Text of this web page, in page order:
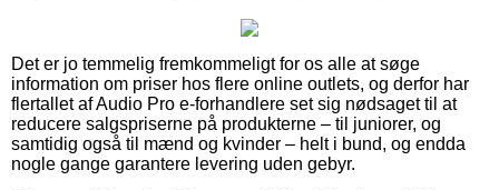
Det er jo temmelig fremkommeligt for os alle at søge
information om priser hos flere online outlets, og derfor har
flertallet af Audio Pro e-forhandlere set sig nødsaget til at
reducere salgspriserne på produkterne – til juniorer, og
samtidig også til mænd og kvinder – helt i bund, og endda
nogle gange garantere levering uden gebyr.